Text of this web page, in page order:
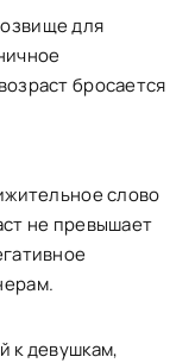
для
бросается
слово
не превышает
к девушкам,